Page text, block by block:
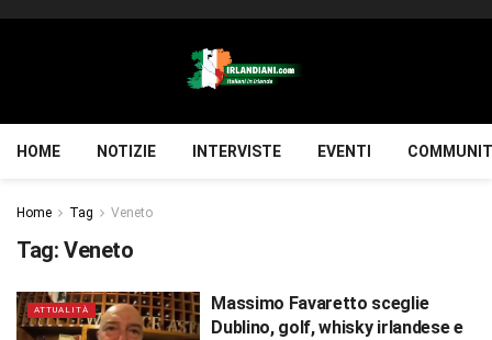
HOME NOTIZIE INTERVISTE EVENTI
Home Tag Veneto
Tag: Veneto
ATTUALITÀ
Massimo Favaretto sceglie
Dublino, golf, whisky irlandese e